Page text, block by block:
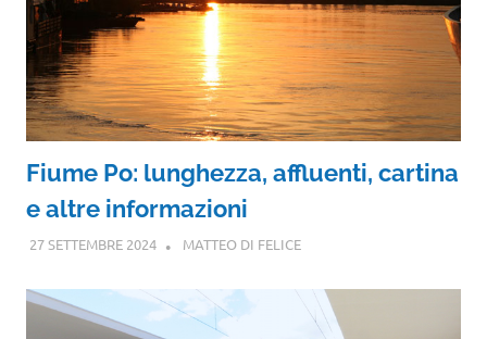
Fiume Po: lunghezza, affluenti, cartina
e altre informazioni
27 SETTEMBRE 2024 MATTEO DI FELICE